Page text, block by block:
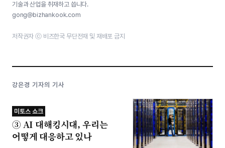
기술과 산업을 취재하고 씁니다.
gong@bizhankook.com
저작권자 ⓒ 비즈한국 무단전재 및 재배포 금지
강은경 기자의 기사
미토스 쇼크
③ AI 대해킹시대, 우리는
어떻게 대응하고 있나